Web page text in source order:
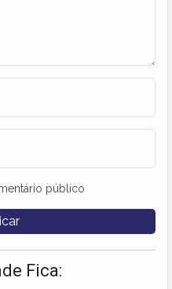
público
Fica: